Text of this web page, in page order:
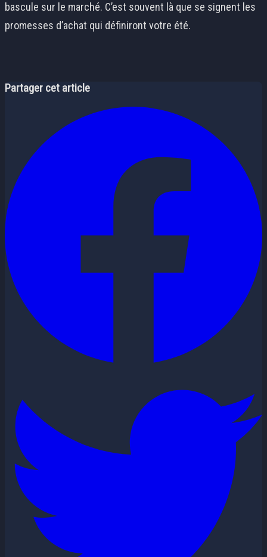
bascule sur le marché. C’est souvent là que se signent les
promesses d’achat qui définiront votre été.
Partager cet article